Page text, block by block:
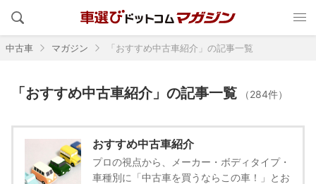
中古車 マガジン 「おすすめ中古車紹介」の記事一覧
「おすすめ中古車紹介」の記事一覧 （284件）
おすすめ中古車紹介
プロの視点から、メーカー・ボディタイプ・
車種別に「中古車を買うならこの車！」とお